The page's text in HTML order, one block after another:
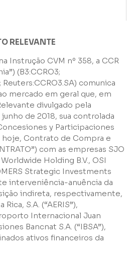
RELEVANTE
Instrução CVM nº 358, a CCR
(B3:CCRO3;
comunica
mercado em geral que, em
divulgado pela
de 2018, sua controlada
y Participaciones
hoje, Contrato de Compra e
com as empresas SJO
Holding B.V., OSI
Strategic Investments
interveniência-anuência da
indireta, respectivamente,
S.A. (“AERIS”),
Internacional Juan
Bancnat S.A. (“IBSA”),
ativos financeiros da